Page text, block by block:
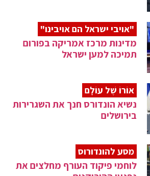
"אויבי ישראל הם אויבינו"
מדינות מרכז אמריקה בפורום
תמיכה למען ישראל
אוֹרוֹ שֶׁל עוֹלָם
נשיא הונדורס חנך את השגרירות
בירושלים
מסע להונדורוס
לוחמי פיקוד העורף מחלצים את